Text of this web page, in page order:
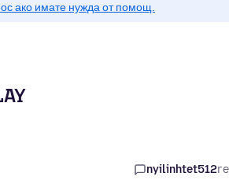
ако имате нужда от помощ.
nyilinhtet512